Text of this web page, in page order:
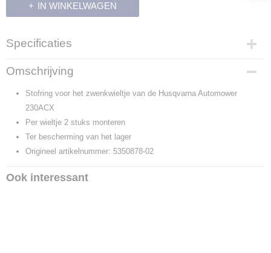
IN WINKELWAGEN
Specificaties
Productcode
2035
Productcode leverancier
5350878-02
Omschrijving
Stofring voor het zwenkwieltje van de Husqvarna Automower
230ACX
Per wieltje 2 stuks monteren
Ter bescherming van het lager
Origineel artikelnummer: 5350878-02
Ook interessant